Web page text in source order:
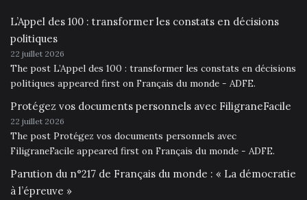
L’Appel des 100 : transformer les constats en décisions
politiques
22 juillet 2026
The post L’Appel des 100 : transformer les constats en décisions
politiques appeared first on Français du monde - ADFE.
Protégez vos documents personnels avec FiligraneFacile
22 juillet 2026
The post Protégez vos documents personnels avec
FiligraneFacile appeared first on Français du monde - ADFE.
Parution du n°217 de Français du monde : « La démocratie
à l’épreuve »